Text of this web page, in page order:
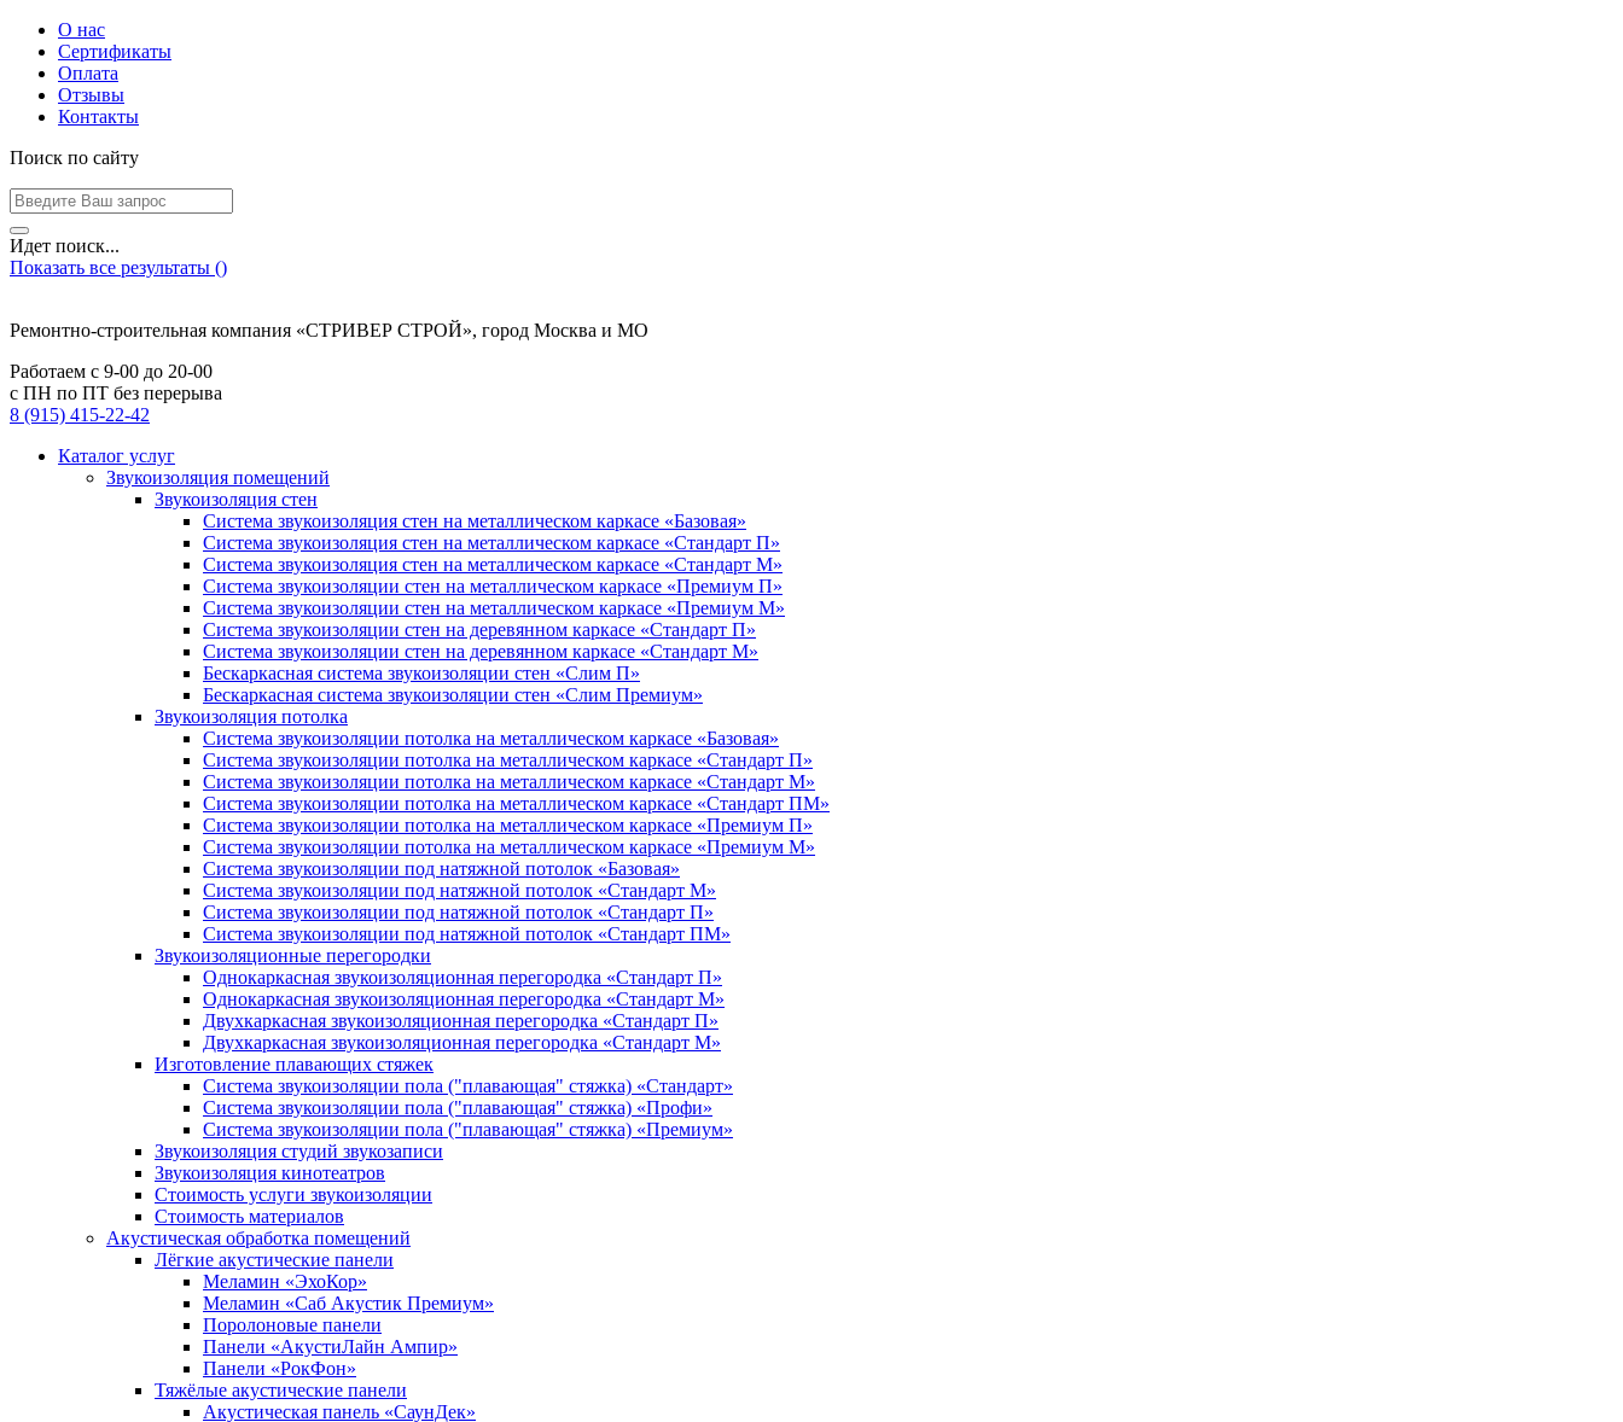
О нас
Сертификаты
Оплата
Отзывы
Контакты
Поиск по сайту
Идет поиск...
Показать все результаты ()
Ремонтно-строительная компания «СТРИВЕР СТРОЙ», город Москва и МО
Работаем с 9-00 до 20-00
с ПН по ПТ без перерыва
8 (915) 415-22-42
Каталог услуг
Звукоизоляция помещений
Звукоизоляция стен
Система звукоизоляция стен на металлическом каркасе «Базовая»
Система звукоизоляция стен на металлическом каркасе «Стандарт П»
Система звукоизоляция стен на металлическом каркасе «Стандарт М»
Система звукоизоляции стен на металлическом каркасе «Премиум П»
Система звукоизоляции стен на металлическом каркасе «Премиум М»
Система звукоизоляции стен на деревянном каркасе «Стандарт П»
Система звукоизоляции стен на деревянном каркасе «Стандарт М»
Бескаркасная система звукоизоляции стен «Слим П»
Бескаркасная система звукоизоляции стен «Слим Премиум»
Звукоизоляция потолка
Система звукоизоляции потолка на металлическом каркасе «Базовая»
Система звукоизоляции потолка на металлическом каркасе «Стандарт П»
Система звукоизоляции потолка на металлическом каркасе «Стандарт М»
Система звукоизоляции потолка на металлическом каркасе «Стандарт ПМ»
Система звукоизоляции потолка на металлическом каркасе «Премиум П»
Система звукоизоляции потолка на металлическом каркасе «Премиум М»
Система звукоизоляции под натяжной потолок «Базовая»
Система звукоизоляции под натяжной потолок «Стандарт М»
Система звукоизоляции под натяжной потолок «Стандарт П»
Система звукоизоляции под натяжной потолок «Стандарт ПМ»
Звукоизоляционные перегородки
Однокаркасная звукоизоляционная перегородка «Стандарт П»
Однокаркасная звукоизоляционная перегородка «Стандарт М»
Двухкаркасная звукоизоляционная перегородка «Стандарт П»
Двухкаркасная звукоизоляционная перегородка «Стандарт М»
Изготовление плавающих стяжек
Система звукоизоляции пола ("плавающая" стяжка) «Стандарт»
Система звукоизоляции пола ("плавающая" стяжка) «Профи»
Система звукоизоляции пола ("плавающая" стяжка) «Премиум»
Звукоизоляция студий звукозаписи
Звукоизоляция кинотеатров
Стоимость услуги звукоизоляции
Стоимость материалов
Акустическая обработка помещений
Лёгкие акустические панели
Меламин «ЭхоКор»
Меламин «Саб Акустик Премиум»
Поролоновые панели
Панели «АкустиЛайн Ампир»
Панели «РокФон»
Тяжёлые акустические панели
Акустическая панель «СаунДек»